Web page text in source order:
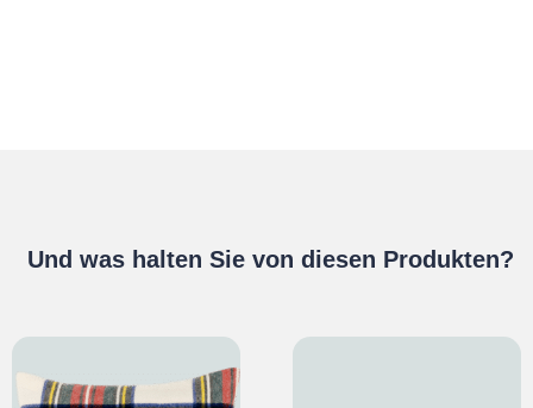
Und was halten Sie von diesen Produkten?